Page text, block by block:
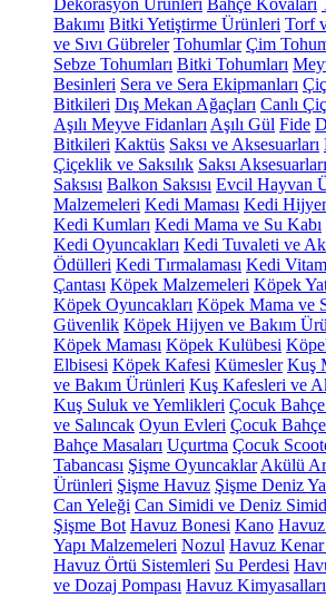
Dekorasyon Ürünleri Bahçe Kovaları
Bakımı Bitki Yetiştirme Ürünleri Torf
ve Sıvı Gübreler Tohumlar Çim
Sebze Tohumları Bitki Tohumları
Besinleri Sera ve Sera Ekipmanları
Bitkileri Dış Mekan Ağaçları Canlı
Aşılı Meyve Fidanları Aşılı Gül Fide
Bitkileri Kaktüs Saksı ve Aksesuarları
Çiçeklik ve Saksılık Saksı Aksesuarları
Saksısı Balkon Saksısı Evcil Hayvan
Malzemeleri Kedi Maması Kedi
Kedi Kumları Kedi Mama ve Su Kabı
Kedi Oyuncakları Kedi Tuvaleti ve
Ödülleri Kedi Tırmalaması Kedi
Çantası Köpek Malzemeleri Köpek
Köpek Oyuncakları Köpek Mama ve
Güvenlik Köpek Hijyen ve Bakım
Köpek Maması Köpek Kulübesi
Elbisesi Köpek Kafesi Kümesler Kuş
ve Bakım Ürünleri Kuş Kafesleri ve
Kuş Suluk ve Yemlikleri Çocuk
ve Salıncak Oyun Evleri Çocuk
Bahçe Masaları Uçurtma Çocuk
Tabancası Şişme Oyuncaklar Akülü
Ürünleri Şişme Havuz Şişme Deniz
Can Yeleği Can Simidi ve Deniz
Şişme Bot Havuz Bonesi Kano
Yapı Malzemeleri Nozul Havuz Kenar
Havuz Örtü Sistemleri Su Perdesi
ve Dozaj Pompası Havuz Kimyasalları